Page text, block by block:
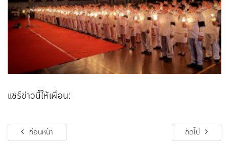
แชร์ข่าวนี้ให้เพื่อน:
ก่อนหน้า ถัดไป